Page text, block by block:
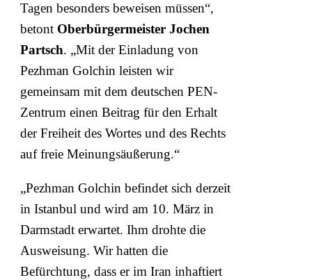
Tagen besonders beweisen müssen“,
betont Oberbürgermeister Jochen
Partsch. „Mit der Einladung von
Pezhman Golchin leisten wir
gemeinsam mit dem deutschen PEN-
Zentrum einen Beitrag für den Erhalt
der Freiheit des Wortes und des Rechts
auf freie Meinungsäußerung.“
„Pezhman Golchin befindet sich derzeit
in Istanbul und wird am 10. März in
Darmstadt erwartet. Ihm drohte die
Ausweisung. Wir hatten die
Befürchtung, dass er im Iran inhaftiert